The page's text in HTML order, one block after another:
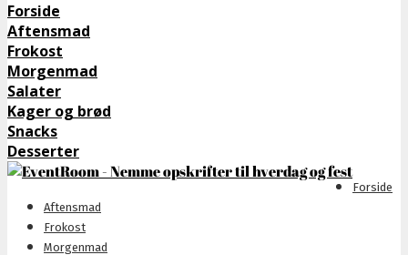
Forside
Aftensmad
Frokost
Morgenmad
Salater
Kager og brød
Snacks
Desserter
Forside
Aftensmad
Frokost
Morgenmad